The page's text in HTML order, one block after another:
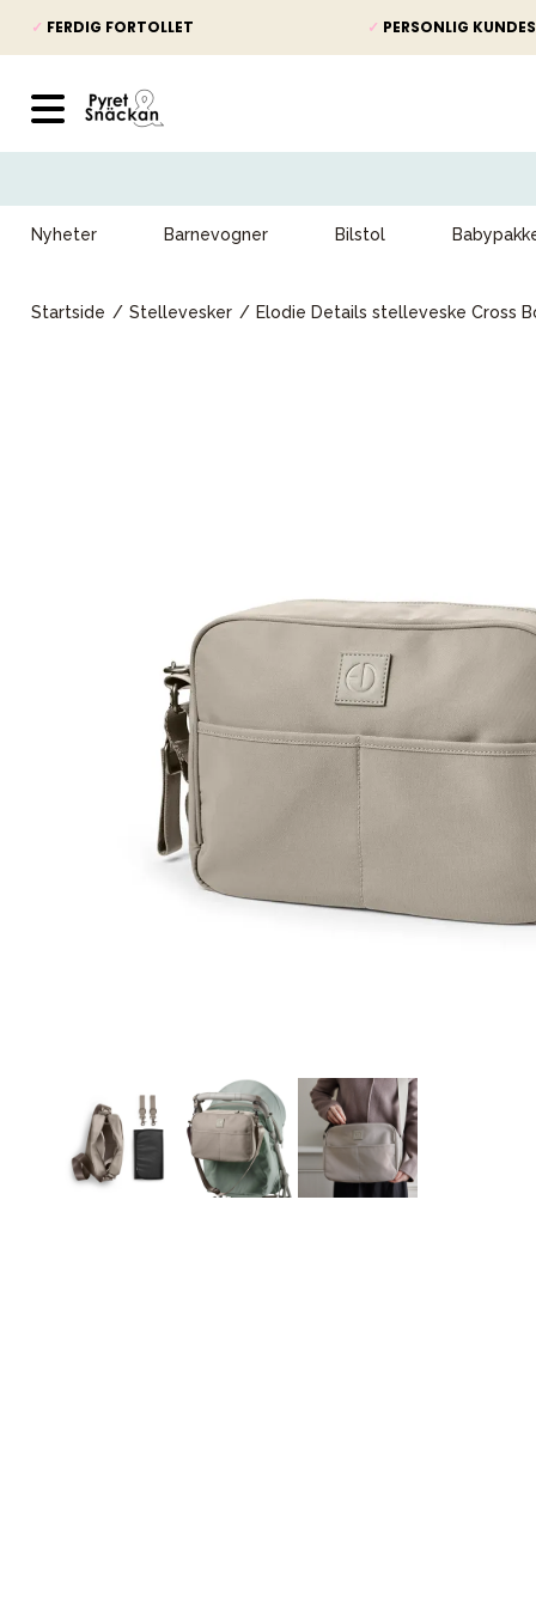
✓ FERDIG FORTOLLET ✓ PERSONLIG
Nyheter Barnevogner Bilstol
Startside Stellevesker Elodie Details stelleveske Cross